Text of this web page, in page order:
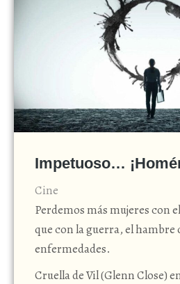
Impetuoso…
Cine
Perdemos más mujeres con
que con la guerra, el hambre
enfermedades.
Cruella de Vil (Glenn Close)